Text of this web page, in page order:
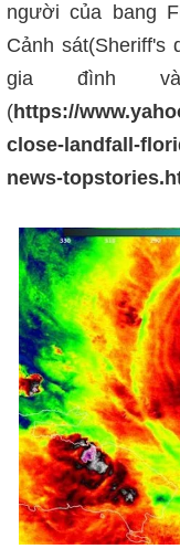
người của bang
Cảnh sát(Sheriff's
gia đình
(https://
close-landfall-
news-